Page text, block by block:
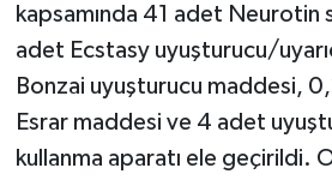
kapsamında 41 adet Neurotin
adet Ecstasy uyuşturucu/
Bonzai uyuşturucu maddesi,
Esrar maddesi ve 4 adet
kullanma aparatı ele geçirildi.